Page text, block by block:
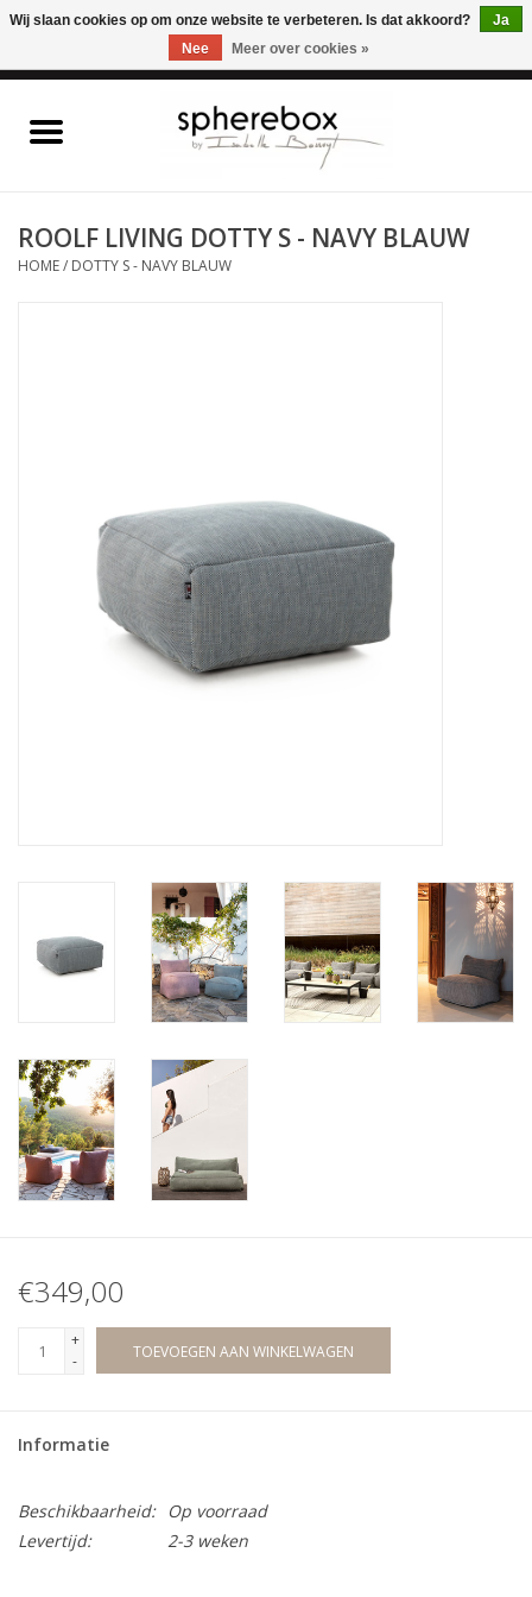
Home
ROOLF LIVING DOTTY S - NAVY BLAUW
HOME/ DOTTY S - NAVY BLAUW
€349,00
+
-
TOEVOEGEN AAN WINKELWAGEN
Informatie
Beschikbaarheid:
Op voorraad
Levertijd:
2-3 weken
Wij slaan cookies op om onze website te verbeteren. Is dat akkoord?
Ja
Nee
Meer over cookies »
ONLINE WINKEL VOOR WOONACCESSOIRES, MEUBELEN & KUNST – GRATIS